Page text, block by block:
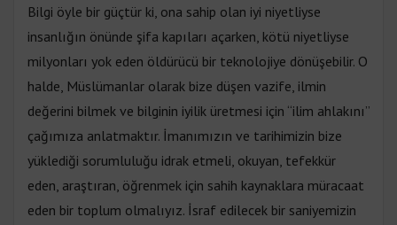
Bilgi öyle bir güçtür ki, ona sahip olan iyi niyetliyse
insanlığın önünde şifa kapıları açarken, kötü niyetliyse
milyonları yok eden öldürücü bir teknolojiye dönüşebilir. O
halde, Müslümanlar olarak bize düşen vazife, ilmin
değerini bilmek ve bilginin iyilik üretmesi için “ilim ahlakını”
çağımıza anlatmaktır. İmanımızın ve tarihimizin bize
yüklediği sorumluluğu idrak etmeli, okuyan, tefekkür
eden, araştıran, öğrenmek için sahih kaynaklara müracaat
eden bir toplum olmalıyız. İsraf edilecek bir saniyemizin